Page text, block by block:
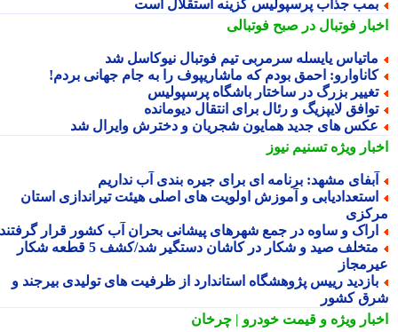
جذاب پرسپولیس گزینه استقلال است
فوتبال در صبح فوتبالی
یایسله سرمربی تیم فوتبال نیوکاسل شد
احمق بودم که ماشاریپوف را به جام جهانی بردم!
بزرگ در ساختار باشگاه پرسپولیس
لایپزیگ و رئال برای انتقال دیومانده
های جدید همایون شجریان و دخترش وایرال شد
ویژهتسنیم نیوز
مشهد: برنامه ای برای جیره بندی آب نداریم
و آموزش اولویت های اصلی هیئت تیراندازی استان
و ساوه در جمع شهرهای پیشانی بحران آب کشور قرار گرفتند
متخلف صید و شکار در کاشان دستگیر شد/کشف 5 قطعه شکار
رییس پژوهشگاه استاندارد از ظرفیت های تولیدی بیرجند و
کشور
ویژهو قیمت خودرو | چرخان